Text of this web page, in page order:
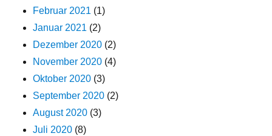
Februar 2021 (1)
Januar 2021 (2)
Dezember 2020 (2)
November 2020 (4)
Oktober 2020 (3)
September 2020 (2)
August 2020 (3)
Juli 2020 (8)